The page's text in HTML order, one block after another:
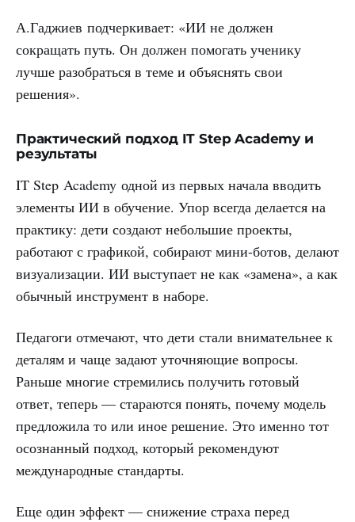
А.Гаджиев подчеркивает: «ИИ не должен
сокращать путь. Он должен помогать ученику
лучше разобраться в теме и объяснять свои
решения».
Практический подход IT Step Academy и
результаты
IT Step Academy одной из первых начала вводить
элементы ИИ в обучение. Упор всегда делается на
практику: дети создают небольшие проекты,
работают с графикой, собирают мини-ботов, делают
визуализации. ИИ выступает не как «замена», а как
обычный инструмент в наборе.
Педагоги отмечают, что дети стали внимательнее к
деталям и чаще задают уточняющие вопросы.
Раньше многие стремились получить готовый
ответ, теперь — стараются понять, почему модель
предложила то или иное решение. Это именно тот
осознанный подход, который рекомендуют
международные стандарты.
Еще один эффект — снижение страха перед